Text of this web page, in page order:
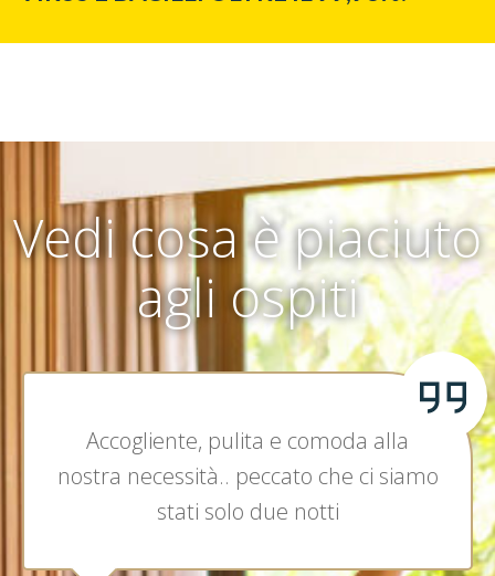
Vedi cosa è piaciuto
agli ospiti
Accogliente, pulita e comoda alla
nostra necessità.. peccato che ci siamo
stati solo due notti